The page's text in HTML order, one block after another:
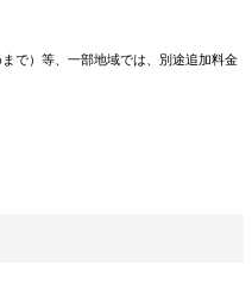
で）等、一部地域では、別途追加料金